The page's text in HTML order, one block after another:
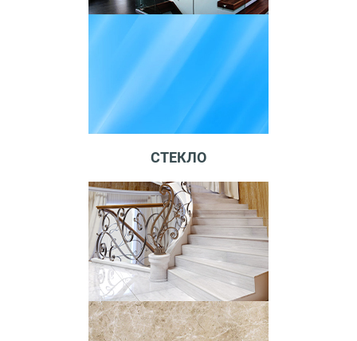
СТЕКЛО